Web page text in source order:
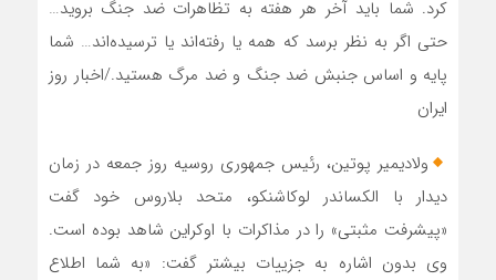
کرد. شما باید آخر هر هفته به تظاهرات ضد جنگ بروید…
حتی اگر به نظر برسد که همه یا رفته‌اند یا ترسیده‌اند… شما
پایه و اساس جنبش ضد جنگ و ضد مرگ هستید./اخبار روز
ایران
ولادیمیر پوتین، رئیس جمهوری روسیه روز جمعه در زمان
دیدار با الکساندر لوکاشنکو، متحد بلاروس خود گفت
«پیشرفت مثبتی‌» را در مذاکرات با اوکراین شاهد بوده است.
وی بدون اشاره به جزییات بیشتر گفت: «به شما اطلاع